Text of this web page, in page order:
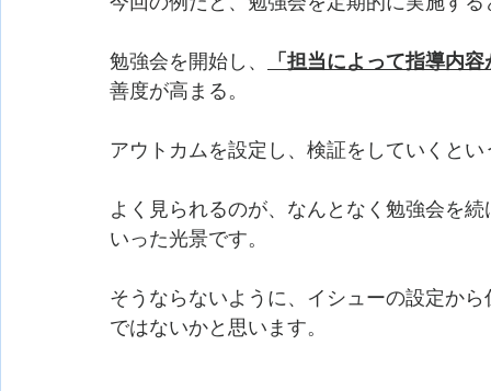
勉強会を開始し、
「担当によって指導内
善度が高まる。
アウトカムを設定し、検証をしていくと
よく見られるのが、なんとなく勉強会を
いった光景です。
そうならないように、イシューの設定か
ではないかと思います。